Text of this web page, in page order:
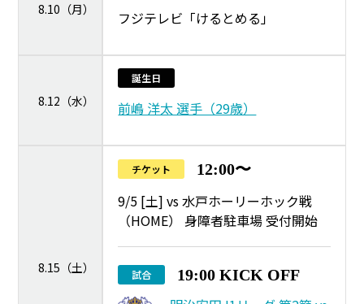
8.10（月） フジテレビ「けるとめる」
8.12（水）
誕生日
前嶋 洋太 選手（29歳）
8.15（土）
チケット 12:00〜
9/5 [土] vs 水戸ホーリーホック戦
（HOME） 身障者駐車場 受付開始
試合 19:00 KICK OFF